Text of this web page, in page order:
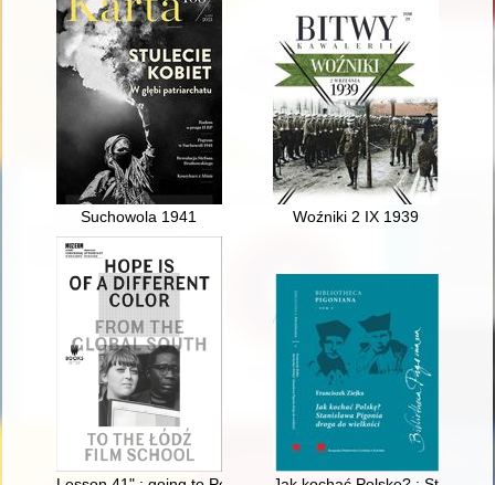
Suchowola 1941 Woźniki 2 IX 1939